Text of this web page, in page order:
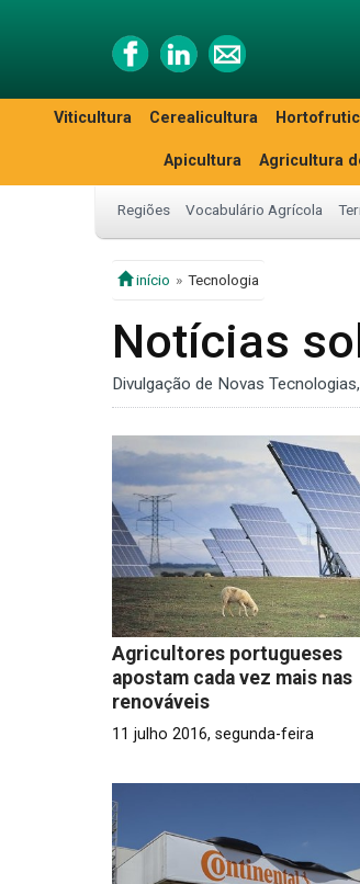
Viticultura Cerealicultura
Apicultura Agricultura
Regiões Vocabulário Agrícola
início Tecnologia
Notícias
Divulgação de Novas
Agricultores portugueses
apostam cada vez mais nas
renováveis
11 julho 2016, segunda-feira